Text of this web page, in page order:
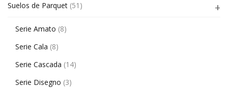
Suelos de Parquet (51)
Serie Amato (8)
Serie Cala (8)
Serie Cascada (14)
Serie Disegno (3)